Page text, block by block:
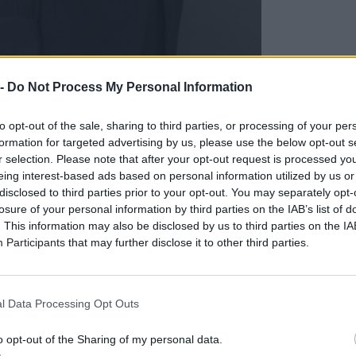
Do Not Process My Personal Information
opt-out of the sale, sharing to third parties, or processing of your
for targeted advertising by us, please use the below opt-out
selection. Please note that after your opt-out request is processed
interest-based ads based on personal information utilized by us
to third parties prior to your opt-out. You may separately
of your personal information by third parties on the IAB’s list of
This information may also be disclosed by us to third parties on the
Participants that may further disclose it to other third parties.
Data Processing Opt Outs
opt-out of the Sharing of my personal data.
έρχεται να τιμήσει τη μουσική ιδιοφυΐα που με τη
πέρα από την εθιστική γλυκύτητα στις μελωδίες του
Έχοντας ήδη γοητεύσει τη γαλλική μουσική
Μπριζιτ Μπαρντό και τη Ζουλιέτ Γκρεκό να ερμηνεύουν
βαγκ και “βάφτισε” ως «Νέο Κύμα» το ιδιαίτερο
του 60 στην Ελλάδα.
τραγούδι, ανάμεσα στους μεγάλους ποιητές και τις
ζωή στο Παρίσι και στην Αθήνα παραμένοντας
από το Κιάτο Κορινθίας.